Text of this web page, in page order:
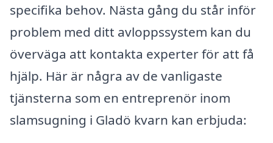
specifika behov. Nästa gång du står inför
problem med ditt avloppssystem kan du
överväga att kontakta experter för att få
hjälp. Här är några av de vanligaste
tjänsterna som en entreprenör inom
slamsugning i Gladö kvarn kan erbjuda: